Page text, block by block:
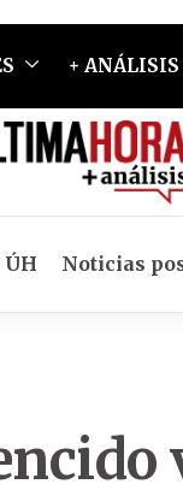
+ ANÁLISIS
Noticias